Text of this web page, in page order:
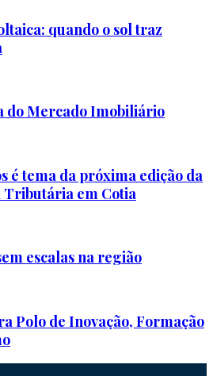
quando o sol traz
do Mercado Imobiliário
é tema da próxima edição da
Tributária em Cotia
escalas na região
Polo de Inovação, Formação